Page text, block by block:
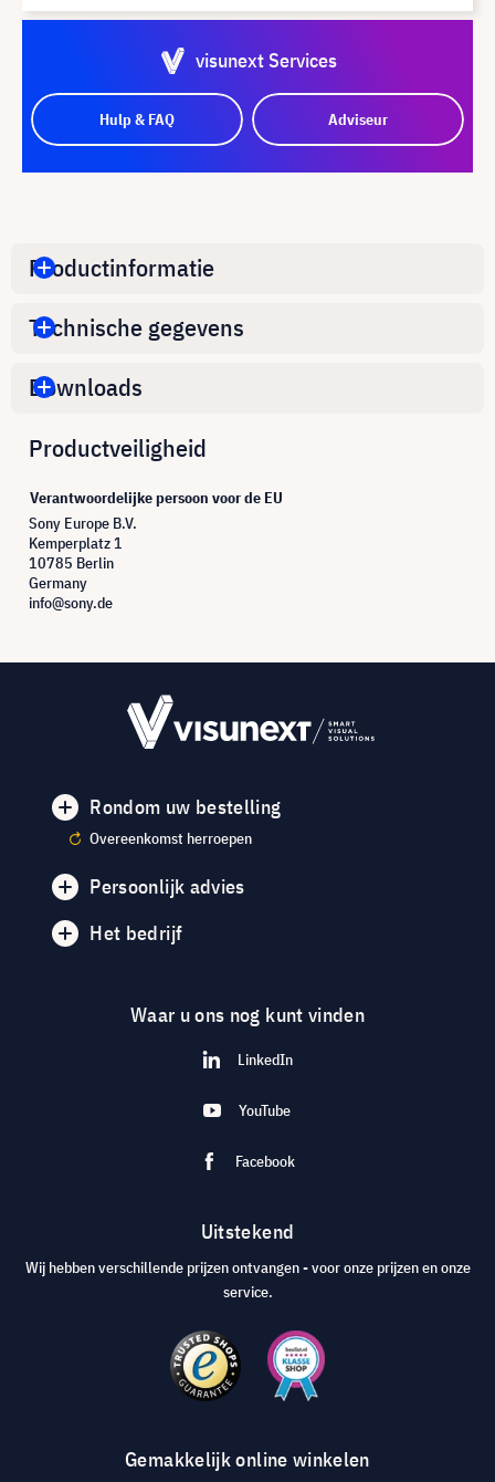
visunext Services
Hulp & FAQ Adviseur
Productinformatie
Technische gegevens
Downloads
Productveiligheid
Verantwoordelijke persoon voor de EU
Sony Europe B.V.
Kemperplatz 1
10785 Berlin
Germany
info@sony.de
Rondom uw bestelling
Overeenkomst herroepen
Persoonlijk advies
Het bedrijf
Waar u ons nog kunt vinden
LinkedIn
YouTube
Facebook
Uitstekend
Wij hebben verschillende prijzen ontvangen - voor onze prijzen en onze
service.
Gemakkelijk online winkelen